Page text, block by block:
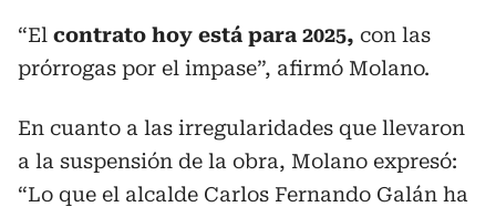
“El contrato hoy está para 2025, con las
prórrogas por el impase”, afirmó Molano.
En cuanto a las irregularidades que llevaron
a la suspensión de la obra, Molano expresó:
“Lo que el alcalde Carlos Fernando Galán ha